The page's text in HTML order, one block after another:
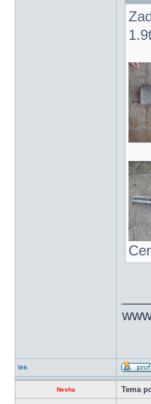
Vrh
Nesha Tema